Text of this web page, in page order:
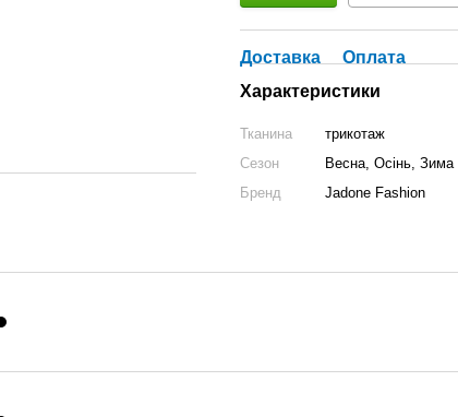
Доставка
Оплата
Характеристики
Тканина
трикотаж
Сезон
Весна, Осінь, Зима
Бренд
Jadone Fashion